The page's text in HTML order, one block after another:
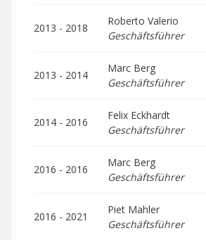
2013 - 2018
Roberto Valerio
Geschäftsführer
2013 - 2014
Marc Berg
Geschäftsführer
2014 - 2016
Felix Eckhardt
Geschäftsführer
2016 - 2016
Marc Berg
Geschäftsführer
2016 - 2021
Piet Mahler
Geschäftsführer